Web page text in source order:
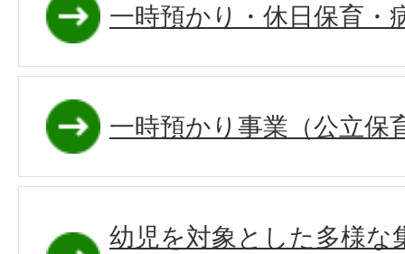
一時預かり・休日保育・
一時預かり事業（公立保
幼児を対象とした多様な